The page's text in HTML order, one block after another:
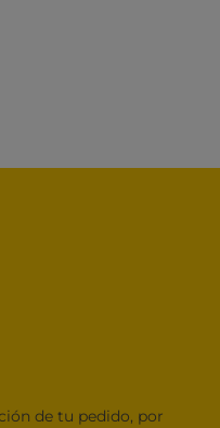
de tu pedido, por